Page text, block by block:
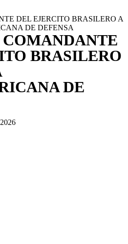
DEL EJERCITO BRASILERO A
DE DEFENSA
BRASILERO
DE